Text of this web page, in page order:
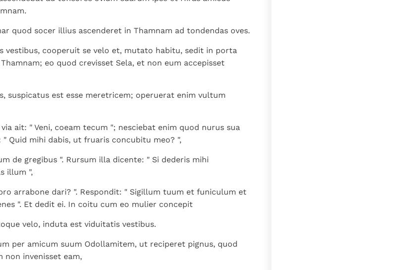
quod socer illius ascenderet in Thamnam ad tondendas oves.
vestibus, cooperuit se velo et, mutato habitu, sedit in porta
eo quod crevisset Sela, et non eum accepisset
suspicatus est esse meretricem; operuerat enim vultum
ait: " Veni, coeam tecum "; nesciebat enim quod nurus sua
" Quid mihi dabis, ut fruaris concubitu meo? ",
de gregibus ". Rursum illa dicente: " Si dederis mihi
illum ",
arrabone dari? ". Respondit: " Sigillum tuum et funiculum et
". Et dedit ei. In coitu cum eo mulier concepit
velo, induta est viduitatis vestibus.
per amicum suum Odollamitem, ut reciperet pignus, quod
non invenisset eam,